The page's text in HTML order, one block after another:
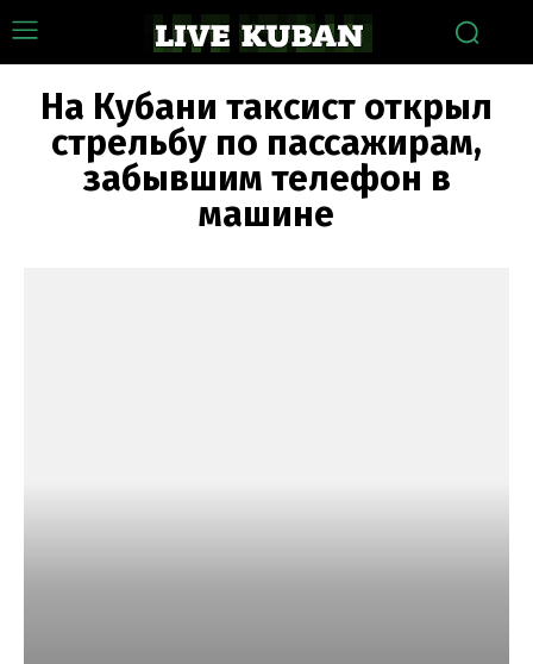
На Кубани таксист открыл
стрельбу по пассажирам,
забывшим телефон в
машине